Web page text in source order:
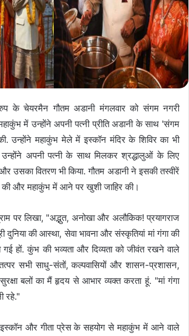
के चेयरमैन गौतम अडानी मंगलवार को संगम नगरी
में उन्होंने अपनी पत्नी प्रीति अडानी के साथ 'संगम
उन्होंने महाकुंभ मेले में इस्कॉन मंदिर के शिविर का भी
उन्होंने अपनी पत्नी के साथ मिलकर श्रद्धालुओं के लिए
उसका वितरण भी किया. गौतम अडानी ने इसकी तस्वीरें
की और महाकुंभ में आने पर खुशी जाहिर की।
पर लिखा, "अद्भुत, अनोखा और अलौकिक! प्रयागराज
की आस्था, सेवा भावना और संस्कृतियां मां गंगा की
हों. कुंभ की भव्यता और दिव्यता को जीवंत रखने वाले
सभी साधु-संतों, कल्पवासियों और शासन-प्रशासन,
बलों का मैं हृदय से आभार व्यक्त करता हूं. "मां गंगा
रहे."
और गीता प्रेस के सहयोग से महाकुंभ में आने वाले